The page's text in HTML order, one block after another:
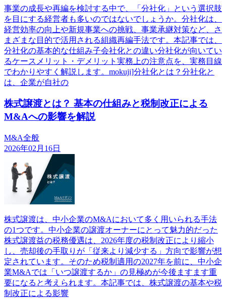
事業の成長や再編を検討する中で、「分社化」という選択肢
を目にする経営者も多いのではないでしょうか。分社化は、
経営効率の向上や新規事業への挑戦、事業承継対策など、さ
まざまな目的で活用される組織再編手法です。本記事では、
分社化の基本的な仕組み子会社化との違い分社化が向いてい
るケースメリット・デメリット実務上の注意点を、実務目線
でわかりやすく解説します。mokuji]分社化とは？分社化と
は、企業が自社の
株式譲渡とは？ 基本の仕組みと税制改正による
M&Aへの影響を解説
M&A全般
2026年02月16日
株式譲渡は、中小企業のM&Aにおいて多く用いられる手法
の1つです。中小企業の譲渡オーナーにとって魅力的だった
株式譲渡益の税務優遇は、2026年度の税制改正により縮小
し、売却後の手取りが「従来より減少する」方向で影響が想
定されています。そのため税制適用の2027年を前に、中小企
業M&Aでは「いつ譲渡するか」の見極めが今後ますます重
要になると考えられます。本記事では、株式譲渡の基本や税
制改正による影響